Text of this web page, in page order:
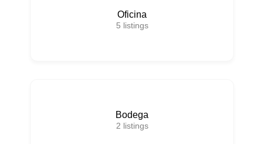
Oficina
5 listings
Bodega
2 listings